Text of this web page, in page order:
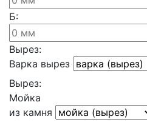
Б:
Вырез:
Варка вырез
Вырез:
Мойка
из камня